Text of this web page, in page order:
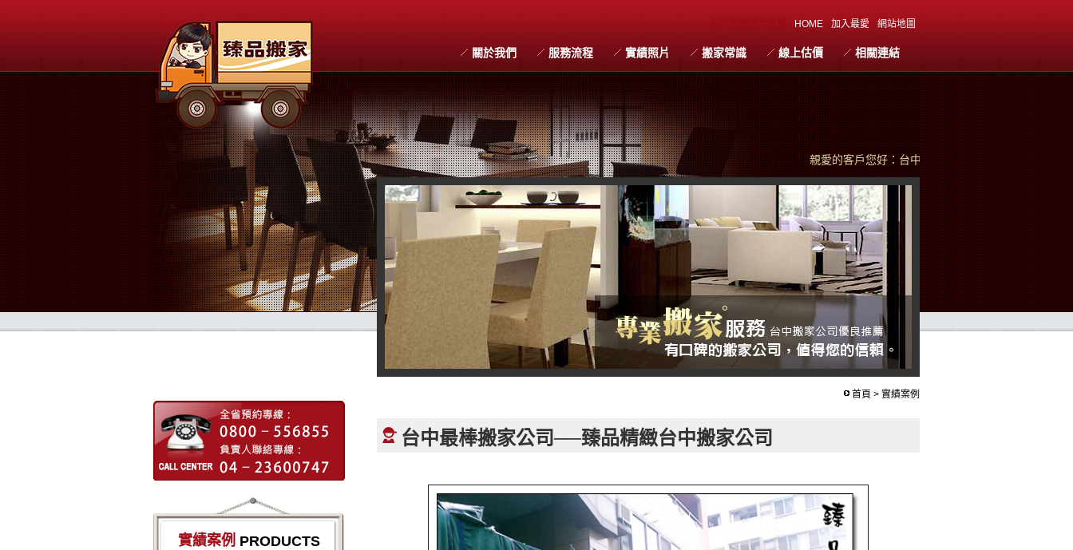
HOME 加入最愛 網站地圖
關於我們 服務流程 實績照片 搬家常識 線上估價
相關連結
搬家習俗
親愛的客戶您好：台中搬家珍惜每次為您服務的機會
實績案例 PRODUCTS
首頁 > 實績案例
台中最棒搬家公司──臻品精緻台中搬家公司